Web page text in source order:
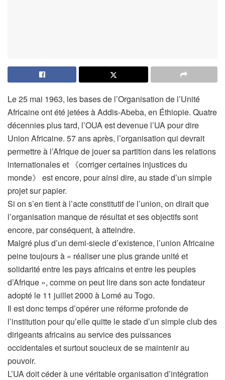
Le 25 mai 1963, les bases de l’Organisation de l’Unité
Africaine ont été jetées à Addis-Abeba, en Éthiopie. Quatre
décennies plus tard, l’OUA est devenue l’UA pour dire
Union Africaine. 57 ans après, l’organisation qui devrait
permettre à l’Afrique de jouer sa partition dans les relations
internationales et 《corriger certaines injustices du
monde》 est encore, pour ainsi dire, au stade d’un simple
projet sur papier.
Si on s’en tient à l’acte constitutif de l’union, on dirait que
l’organisation manque de résultat et ses objectifs sont
encore, par conséquent, à atteindre.
Malgré plus d’un demi-siecle d’existence, l’union Africaine
peine toujours à « réaliser une plus grande unité et
solidarité entre les pays africains et entre les peuples
d’Afrique », comme on peut lire dans son acte fondateur
adopté le 11 juillet 2000 à Lomé au Togo.
Il est donc temps d’opérer une réforme profonde de
l’institution pour qu’elle quitte le stade d’un simple club des
dirigeants africains au service des puissances
occidentales et surtout soucieux de se maintenir au
pouvoir.
L’UA doit céder à une véritable organisation d’intégration